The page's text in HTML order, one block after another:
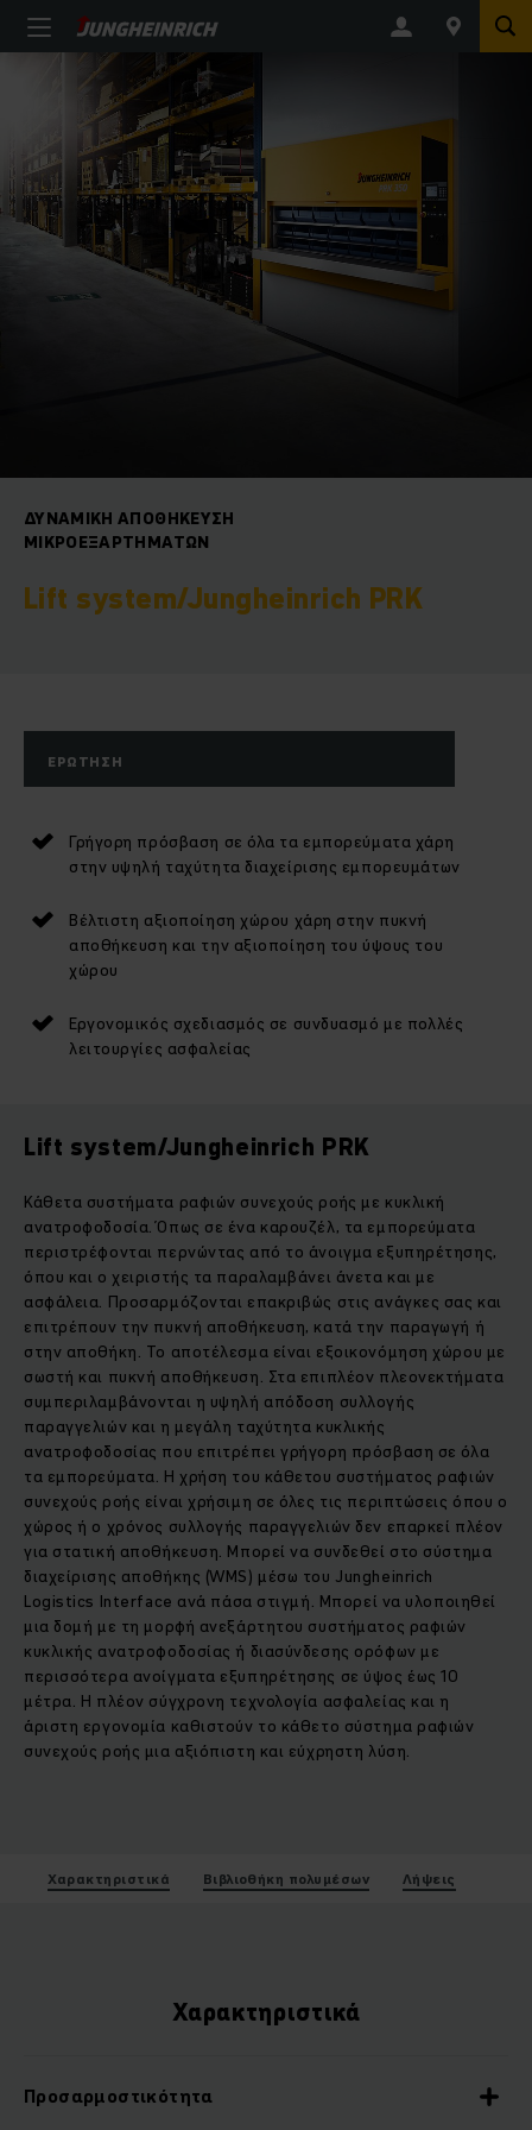
ΔΥΝΑΜΙΚΉ ΑΠΟΘΉΚΕΥΣΗ
ΜΙΚΡΟΕΞΑΡΤΗΜΆΤΩΝ
Lift system/Jungheinrich PRK
ΕΡΏΤΗΣΗ
Γρήγορη πρόσβαση σε όλα τα εμπορεύματα χάρη
στην υψηλή ταχύτητα διαχείρισης εμπορευμάτων
Βέλτιστη αξιοποίηση χώρου χάρη στην πυκνή
αποθήκευση και την αξιοποίηση του ύψους του
χώρου
Εργονομικός σχεδιασμός σε συνδυασμό με πολλές
λειτουργίες ασφαλείας
Lift system/Jungheinrich PRK
Κάθετα συστήματα ραφιών συνεχούς ροής με κυκλική
ανατροφοδοσία. Όπως σε ένα καρουζέλ, τα εμπορεύματα
περιστρέφονται περνώντας από το άνοιγμα εξυπηρέτησης,
όπου και ο χειριστής τα παραλαμβάνει άνετα και με
ασφάλεια. Προσαρμόζονται επακριβώς στις ανάγκες σας και
επιτρέπουν την πυκνή αποθήκευση, κατά την παραγωγή ή
στην αποθήκη. Το αποτέλεσμα είναι εξοικονόμηση χώρου με
σωστή και πυκνή αποθήκευση. Στα επιπλέον πλεονεκτήματα
συμπεριλαμβάνονται η υψηλή απόδοση συλλογής
παραγγελιών και η μεγάλη ταχύτητα κυκλικής
ανατροφοδοσίας που επιτρέπει γρήγορη πρόσβαση σε όλα
τα εμπορεύματα. Η χρήση του κάθετου συστήματος ραφιών
συνεχούς ροής είναι χρήσιμη σε όλες τις περιπτώσεις όπου ο
χώρος ή ο χρόνος συλλογής παραγγελιών δεν επαρκεί πλέον
για στατική αποθήκευση. Μπορεί να συνδεθεί στο σύστημα
διαχείρισης αποθήκης (WMS) μέσω του Jungheinrich
Logistics Interface ανά πάσα στιγμή. Μπορεί να υλοποιηθεί
μια δομή με τη μορφή ανεξάρτητου συστήματος ραφιών
κυκλικής ανατροφοδoσίας ή διασύνδεσης ορόφων με
περισσότερα ανοίγματα εξυπηρέτησης σε ύψος έως 10
μέτρα. Η πλέον σύγχρονη τεχνολογία ασφαλείας και η
άριστη εργονομία καθιστούν το κάθετο σύστημα ραφιών
συνεχούς ροής μια αξιόπιστη και εύχρηστη λύση.
Χαρακτηριστικά Βιβλιοθήκη πολυμέσων Λήψεις
Χαρακτηριστικά
Προσαρμοστικότητα